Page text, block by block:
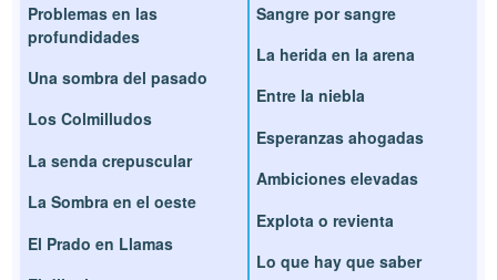
Problemas en las
profundidades
Una sombra del pasado
Los Colmilludos
La senda crepuscular
La Sombra en el oeste
El Prado en Llamas
Sangre por sangre
La herida en la arena
Entre la niebla
Esperanzas ahogadas
Ambiciones elevadas
Explota o revienta
Lo que hay que saber